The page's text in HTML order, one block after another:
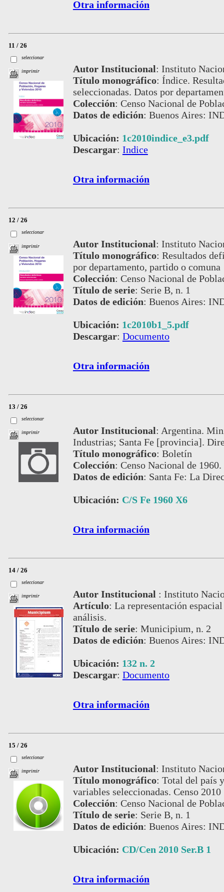
Otra información
11 / 26
seleccionar
imprimir Autor Institucional: Instituto
Título monográfico: Índice.
seleccionadas. Datos por
Colección: Censo Nacional de
Datos de edición: Buenos Aires:
Ubicación: 1c2010indice_e3.pdf
Descargar: Indice
Otra información
12 / 26
seleccionar
imprimir Autor Institucional: Instituto
Título monográfico: Resultados
por departamento, partido o comuna
Colección: Censo Nacional de
Título de serie: Serie B, n. 1
Datos de edición: Buenos Aires:
Ubicación: 1c2010b1_5.pdf
Descargar: Documento
Otra información
13 / 26
seleccionar
imprimir Autor Institucional: Argentina.
Industrias; Santa Fe [provincia].
Título monográfico: Boletín
Colección: Censo Nacional de 1960.
Datos de edición: Santa Fe: La
Ubicación: C/S Fe 1960 X6
Otra información
14 / 26
seleccionar
imprimir Autor Institucional : Instituto
Artículo: La representación
análisis.
Título de serie: Municipium, n. 2
Datos de edición: Buenos Aires:
Ubicación: 132 n. 2
Descargar: Documento
Otra información
15 / 26
seleccionar
imprimir Autor Institucional: Instituto
Título monográfico: Total del país
variables seleccionadas. Censo
Colección: Censo Nacional de
Título de serie: Serie B, n. 1
Datos de edición: Buenos Aires:
Ubicación: CD/Cen 2010 Ser.B 1
Otra información